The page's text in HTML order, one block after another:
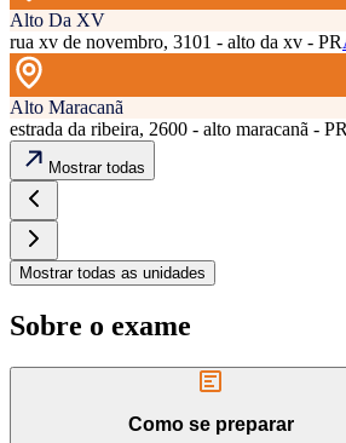
Alto Da XV
rua xv de novembro, 3101 - alto da xv - PR
Alto Maracanã
estrada da ribeira, 2600 - alto maracanã - PR
Mostrar todas
Mostrar todas as unidades
Sobre o exame
Como se preparar